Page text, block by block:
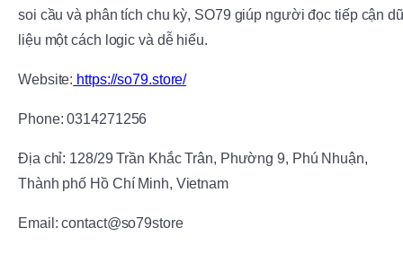
soi cầu và phân tích chu kỳ, SO79 giúp người đọc tiếp cận
liệu một cách logic và dễ hiểu.
Website: https://so79.store/
Phone: 0314271256
Địa chỉ: 128/29 Trần Khắc Trân, Phường 9, Phú Nhuận,
Thành phố Hồ Chí Minh, Vietnam
Email: contact@so79store